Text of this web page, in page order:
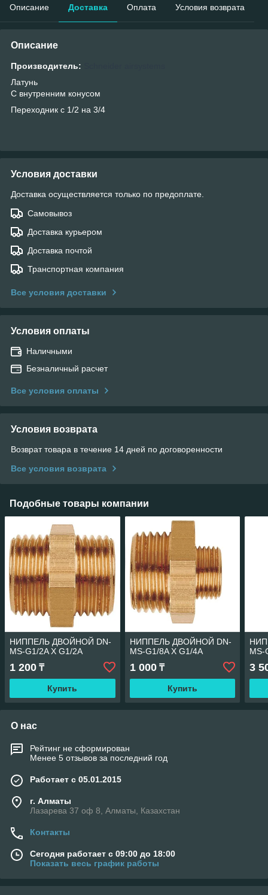
Описание Доставка Оплата Условия возврата
Описание
Производитель:
Латунь
С внутренним конусом
Переходник с 1/2 на 3/4
Условия доставки
Доставка осуществляется только по предоплате.
Самовывоз
Доставка курьером
Доставка почтой
Транспортная компания
Все условия доставки
Условия оплаты
Наличными
Безналичный расчет
Все условия оплаты
Условия возврата
Возврат товара в течение 14 дней по договоренности
Все условия возврата
Подобные товары компании
НИППЕЛЬ ДВОЙНОЙ DN-
MS-G1/2A X G1/2A
1 200 ₸
Купить
НИППЕЛЬ ДВОЙНОЙ DN-
MS-G1/8A X G1/4A
1 000₸
Купить
MS-
3
О нас
Рейтинг не сформирован
Менее 5 отзывов за последний год
Работает с 05.01.2015
г. Алматы
Лазарева 37 оф 8, Алматы, Казахстан
Контакты
Сегодня работает с 09:00 до 18:00
Показать весь график работы